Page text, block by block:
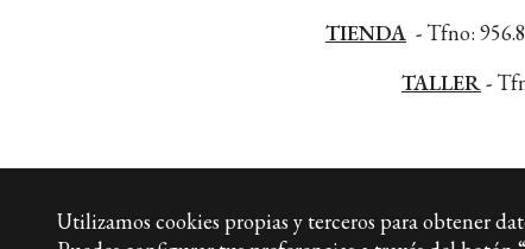
TIENDA - Tfno:
TALLER-
Utilizamos cookies propias y terceros para obtener